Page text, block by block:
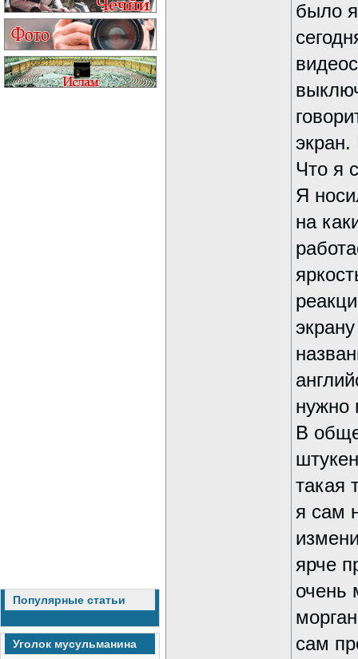
Популярные статьи
Уголок мусульманина
было
экран.
Что я
Я
на
нужно
В
такая
я сам
ярче
очень
сам